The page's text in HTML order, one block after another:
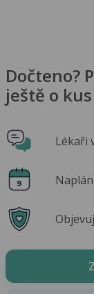
Dočteno?
ještě o
Lékaři